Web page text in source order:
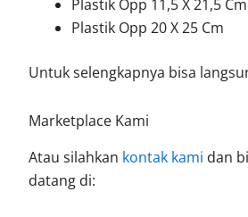
Plastik Opp 11,5 X 21,5 Cm
Plastik Opp 20 X 25 Cm
Untuk selengkapnya bisa
Marketplace Kami
Atau silahkan kontak kami dan
datang di: